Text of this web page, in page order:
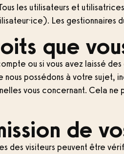
les utilisateurs et
Les gestionnaires
que
ou si vous avez laissé
nous possédons à votre sujet,
vous concernant. Cela
de
des visiteurs peuvent être